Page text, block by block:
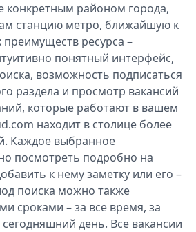
конкретным районом города,
станцию метро, ближайшую к
преимуществ ресурса –
понятный интерфейс,
возможность подписаться
раздела и просмотр вакансий
которые работают в вашем
находит в столице более
Каждое выбранное
посмотреть подробно на
к нему заметку или его –
поиска можно также
сроками – за все время, за
день. Все вакансии